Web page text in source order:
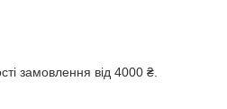
замовлення від 4000 ₴.